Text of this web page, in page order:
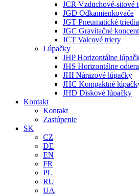
JCR Vzduchové-sitové
JGD Odkamienkovače
JGT Pneumatické
JGC Gravitačné
JCT Valcové triery
Lúpačky
JHP Horizontálne
JHS Horizontálne
JHI Nárazové lúpačky
JHC Kompaktné
JHD Diskové lúpačky
Kontakt
Kontakt
Zastúpenie
SK
CZ
DE
EN
FR
PL
RU
UA